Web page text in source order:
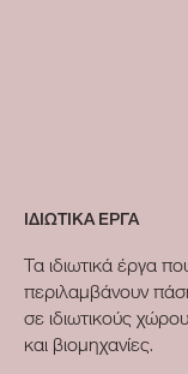
ΙΔΙΩΤΙΚΑ ΕΡΓΑ
Τα ιδιωτικά έργα
περιλαμβάνουν
σε ιδιωτικούς
και βιομηχανίες.